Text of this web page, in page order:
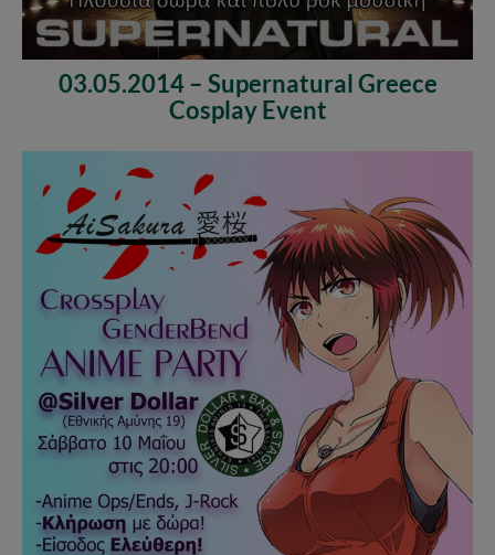
03.05.2014 – Supernatural Greece
Cosplay Event